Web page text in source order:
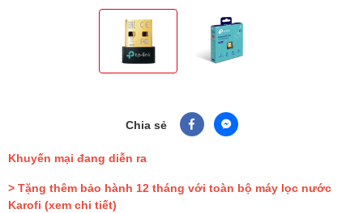
Chia sẻ
Khuyến mại đang diễn ra
> Tặng thêm bảo hành 12 tháng với toàn bộ máy lọc nước
Karofi (xem chi tiết)